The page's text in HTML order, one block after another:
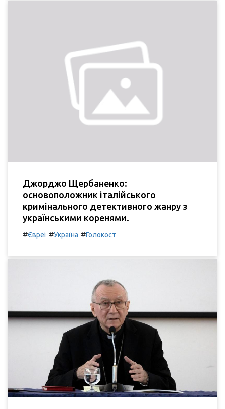
Джорджо Щербаненко:
основоположник італійського
кримінального детективного жанру з
українськими коренями.
#Євреї #Україна #Голокост